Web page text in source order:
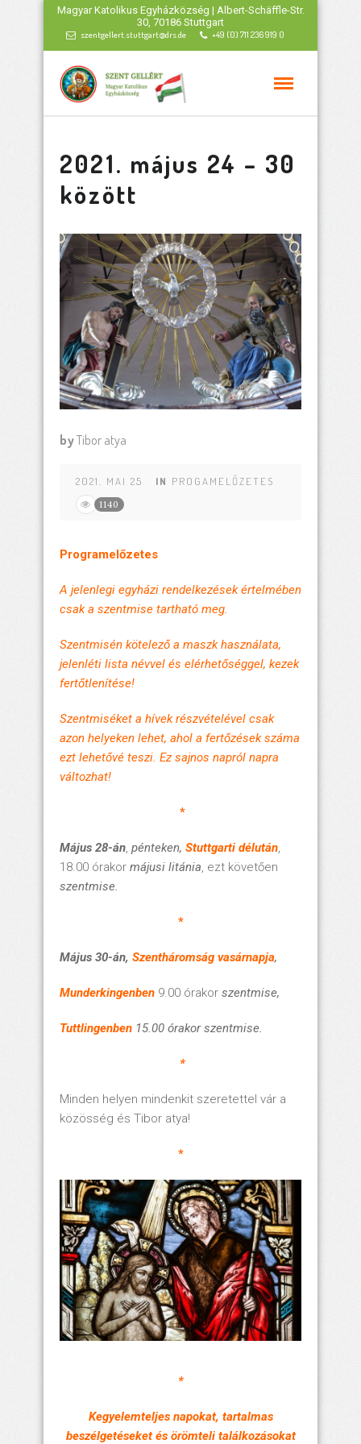
Magyar Katolikus Egyházközség | Albert-Schäffle-Str.
30, 70186 Stuttgart
szentgellert.stuttgart@drs.de +49 (0) 711 236 919 0
2021. május 24 – 30
között
byTibor atya
2021. MAI 25 IN PROGAMELŐZETES
1140
Programelőzetes
A jelenlegi egyházi rendelkezések értelmében
csak a szentmise tartható meg.
Szentmisén kötelező a maszk használata,
jelenléti lista névvel és elérhetőséggel, kezek
fertőtlenítése!
Szentmiséket a hívek részvételével csak
azon helyeken lehet, ahol a fertőzések száma
ezt lehetővé teszi. Ez sajnos napról napra
változhat!
*
Május 28-án, pénteken, Stuttgarti délután,
18.00 órakor májusi litánia, ezt követően
szentmise.
*
Május 30-án, Szentháromság vasárnapja,
Munderkingenben 9.00 órakor szentmise,
Tuttlingenben 15.00 órakorszentmise.
*
Minden helyen mindenkit szeretettel vár a
közösség és Tibor atya!
*
*
Kegyelemteljes napokat, tartalmas
beszélgetéseket és örömteli találkozásokat